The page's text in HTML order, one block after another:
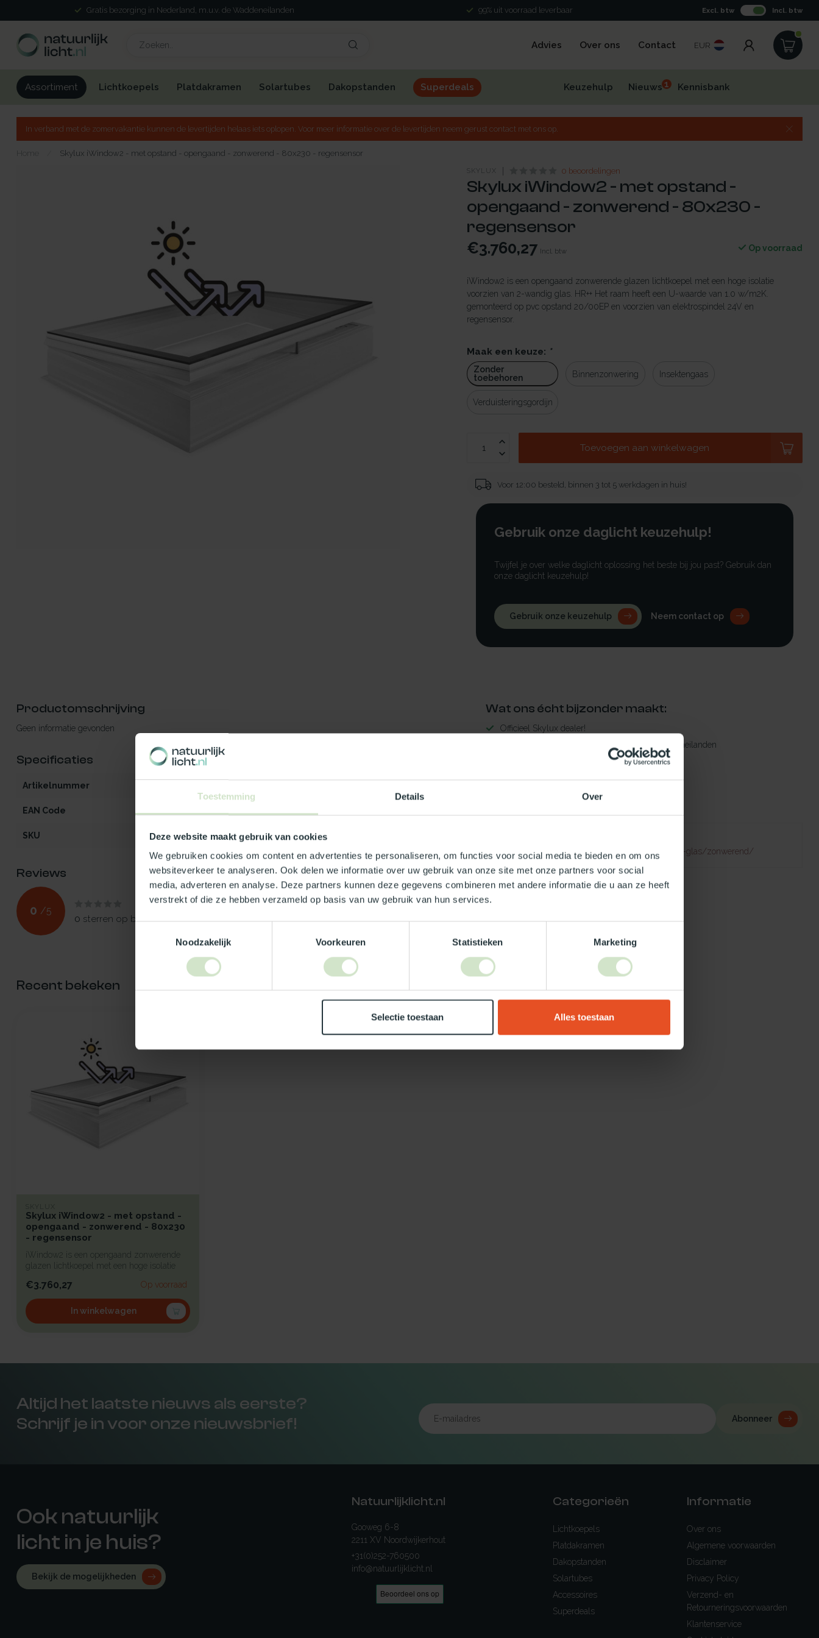
Toestemming Details Over
Deze website maakt gebruik van cookies
We gebruiken cookies om content en advertenties te personaliseren, om functies voor social media te bieden en om ons
websiteverkeer te analyseren. Ook delen we informatie over uw gebruik van onze site met onze partners voor social
media, adverteren en analyse. Deze partners kunnen deze gegevens combineren met andere informatie die u aan ze heeft
verstrekt of die ze hebben verzameld op basis van uw gebruik van hun services.
Noodzakelijk
Voorkeuren Statistieken Marketing
Selectie toestaan Alles toestaan
Gratis bezorging in Nederland, m.u.v. de Waddeneilanden 99% uit voorraad leverbaar Excl. btw Incl. btw
Advies Over ons Contact EUR
Assortiment Lichtkoepels Platdakramen Solartubes Dakopstanden Superdeals Keuzehulp Nieuws1 Kennisbank
In verband met de zomervakantie kunnen de levertijden helaas iets oplopen. Voor meer informatie over de levertijden neem gerust contact met ons op.
Home Skylux iWindow2 - met opstand - opengaand - zonwerend - 80x230 - regensensor
SKYLUX 0 beoordelingen
Skylux iWindow2 - met opstand -
opengaand - zonwerend - 80x230 -
regensensor
€3.760,27 Incl. btw Op voorraad
iWindow2 is een opengaand zonwerende glazen lichtkoepel met een hoge isolatie
voorzien van 2-wandig glas. HR++ Het raam heeft een U-waarde van 1.0 w/m2K.
gemonteerd op pvc opstand 20/00EP en voorzien van elektrospindel 24V en
regensensor.
Maak een keuze: *
Zonder
toebehoren
Binnenzonwering Insektengaas
Verduisteringsgordijn
Toevoegen aan winkelwagen
Voor 12:00 besteld, binnen 3 tot 5 werkdagen in huis!
Gebruik onze daglicht keuzehulp!
Twijfel je over welke daglicht oplossing het beste bij jou past? Gebruik dan
onze daglicht keuzehulp!
Gebruik onze keuzehulp Neem contact op
Productomschrijving
Geen informatie gevonden
Specificaties
Artikelnummer
EAN Code
SKU 100684
Reviews
0 /5
0 sterren op basis van0beoordelingen
Wat ons écht bijzonder maakt:
Officieel Skylux dealer!
Gratis bezorging in Nederland, m.u.v. de Waddeneilanden
3-5 werkdagen levertijd
https://www.natuurlijklicht.nl/platdakramen/type-glas/zonwerend/
Recent bekeken
SKYLUX
Skylux iWindow2 - met opstand -
opengaand - zonwerend - 80x230
- regensensor
iWindow2 is een opengaand zonwerende
glazen lichtkoepel met een hoge isolatie
€3.760,27 Op voorraad
In winkelwagen
Altijd het laatste nieuws als eerste?
Schrijf je in voor onze nieuwsbrief!
Abonneer
Ook natuurlijk
licht in je huis?
Bekijk de mogelijkheden
Natuurlijklicht.nl
Gooweg 6-8
2211 XV Noordwijkerhout
+31(0)252-760500
info@natuurlijklicht.nl
Categorieën
Lichtkoepels
Platdakramen
Dakopstanden
Solartubes
Accessoires
Superdeals
Informatie
Over ons
Algemene voorwaarden
Disclaimer
Privacy Policy
Verzend- en
Retourneringsvoorwaarden
Klantenservice